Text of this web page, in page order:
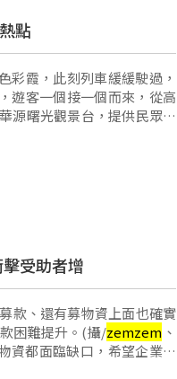
點
彩霞，此刻列車緩緩駛過，
遊客一個接一個而來，從高
受助者增
款、還有募物資上面也確實
募款困難提升。(攝/zemzem 、
助弱 …